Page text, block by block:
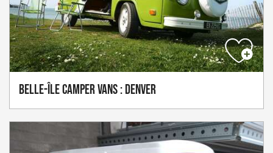
Belle-Île Camper Vans : Denver